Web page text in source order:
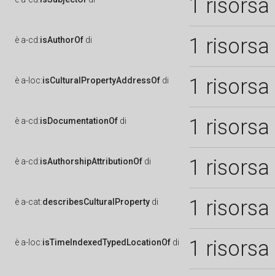
1 risorsa
è a-cd:isAuthorOf di 1 risorsa
è a-loc:isCulturalPropertyAddressOf di 1 risorsa
è a-cd:isDocumentationOf di 1 risorsa
è a-cd:isAuthorshipAttributionOf di 1 risorsa
è a-cat:describesCulturalProperty di 1 risorsa
è a-loc:isTimeIndexedTypedLocationOf di 1 risorsa